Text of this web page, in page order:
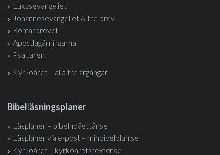
Lukasevangeliet
Johannesevangeliet & tre brev
Romarbrevet
Apostlagärningarna
Psaltaren
Kyrkoåret – alla tre årgångar
Bibelläsningsplaner
Läsplaner – bibelnpåettår.se
Läsplaner via e-post – minbibelplan.se
Kyrkoåret – kyrkoaretstexter.se